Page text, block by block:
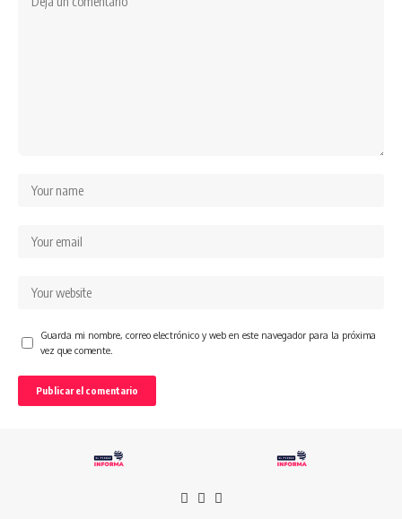
Guarda mi nombre, correo electrónico y web en este navegador para la próxima
vez que comente.